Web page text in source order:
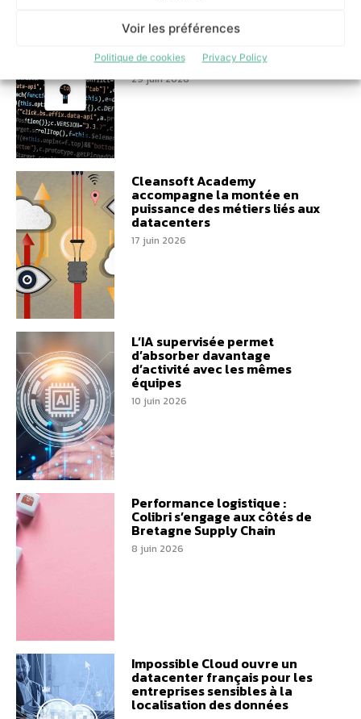
Voir les préférences
Politique de cookies Privacy Policy
Former autrement à la
cybersécurité grâce à un
l’actualité
29 juin 2026
Cleansoft Academy
accompagne la montée en
puissance des métiers liés aux
datacenters
17 juin 2026
L’IA supervisée permet
d’absorber davantage
d’activité avec les mêmes
équipes
10 juin 2026
Performance logistique :
Colibri s’engage aux côtés de
Bretagne Supply Chain
8 juin 2026
Impossible Cloud ouvre un
datacenter français pour les
entreprises sensibles à la
localisation des données